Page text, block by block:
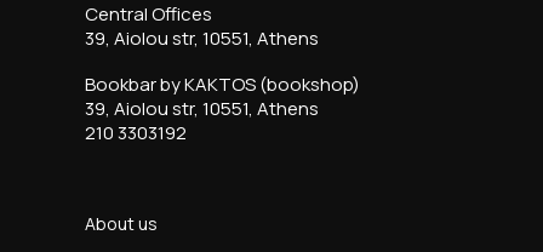
Central Offices
39, Aiolou str, 10551, Athens
Bookbar by KAKTOS (bookshop)
39, Aiolou str, 10551, Athens
210 3303192
About us